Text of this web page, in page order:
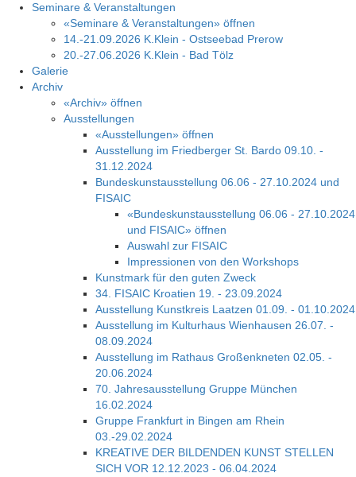
Seminare & Veranstaltungen
«Seminare & Veranstaltungen» öffnen
14.-21.09.2026 K.Klein - Ostseebad Prerow
20.-27.06.2026 K.Klein - Bad Tölz
Galerie
Archiv
«Archiv» öffnen
Ausstellungen
«Ausstellungen» öffnen
Ausstellung im Friedberger St. Bardo 09.10. -
31.12.2024
Bundeskunstausstellung 06.06 - 27.10.2024 und
FISAIC
«Bundeskunstausstellung 06.06 - 27.10.2024
und FISAIC» öffnen
Auswahl zur FISAIC
Impressionen von den Workshops
Kunstmark für den guten Zweck
34. FISAIC Kroatien 19. - 23.09.2024
Ausstellung Kunstkreis Laatzen 01.09. - 01.10.2024
Ausstellung im Kulturhaus Wienhausen 26.07. -
08.09.2024
Ausstellung im Rathaus Großenkneten 02.05. -
20.06.2024
70. Jahresausstellung Gruppe München
16.02.2024
Gruppe Frankfurt in Bingen am Rhein
03.-29.02.2024
KREATIVE DER BILDENDEN KUNST STELLEN
SICH VOR 12.12.2023 - 06.04.2024